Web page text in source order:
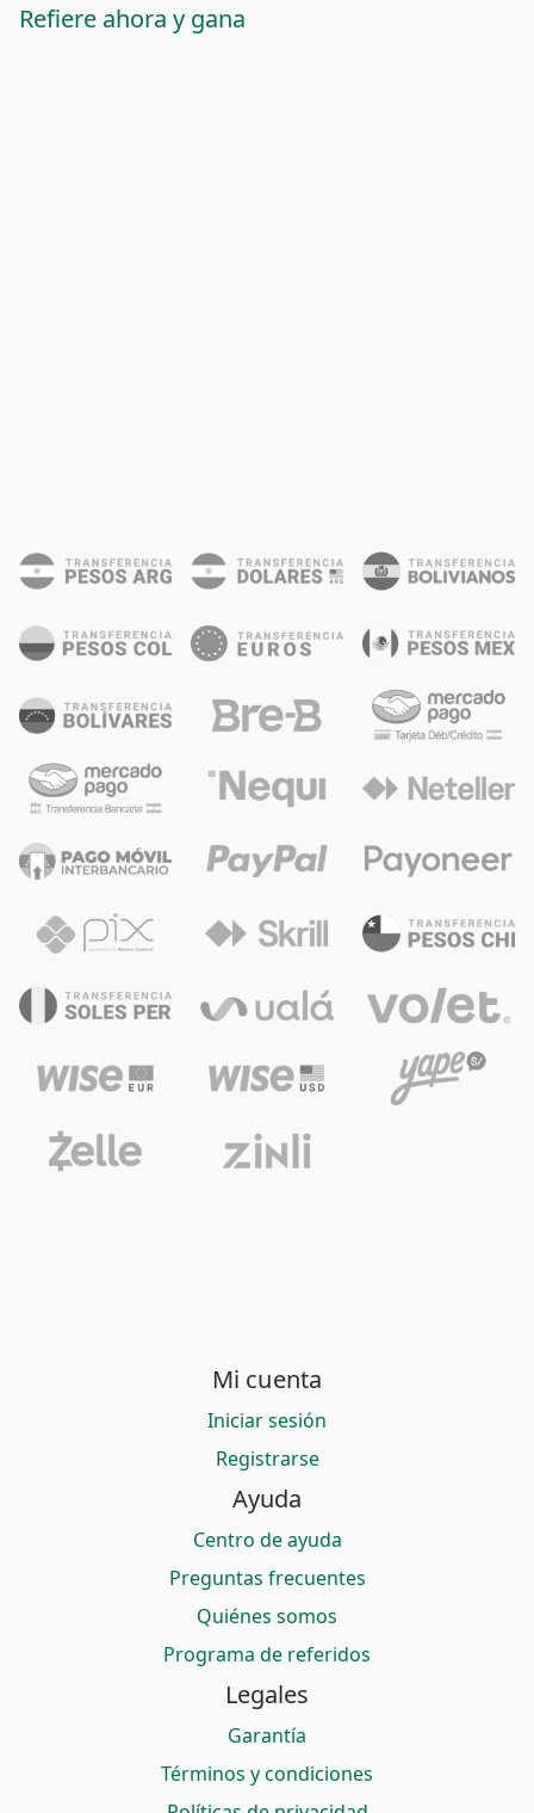
Refiere ahora y gana
Mi cuenta
Iniciar sesión
Registrarse
Ayuda
Centro de ayuda
Preguntas frecuentes
Quiénes somos
Programa de referidos
Legales
Garantía
Términos y condiciones